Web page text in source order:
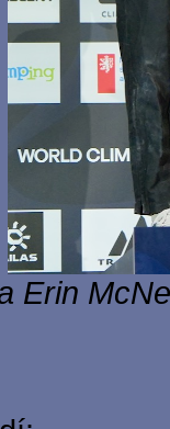
Erin